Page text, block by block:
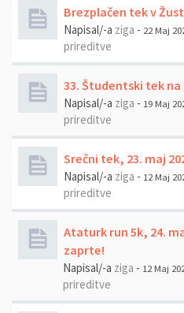
Brezplačen tek v
Napisal/-a ziga - 22 Maj
prireditve
33. Študentski tek na
Napisal/-a ziga - 19 Maj
prireditve
Srečni tek, 23. maj
Napisal/-a ziga - 12 Maj
prireditve
Ataturk run 5k, 24.
zaprte!
Napisal/-a ziga - 12 Maj
prireditve